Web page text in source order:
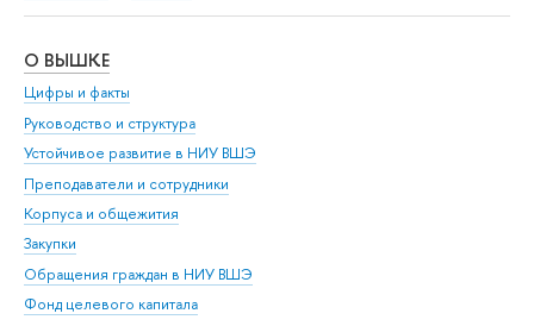
О ВЫШКЕ
Цифры и факты
Руководство и структура
Устойчивое развитие в НИУ ВШЭ
Преподаватели и сотрудники
Корпуса и общежития
Закупки
Обращения граждан в НИУ ВШЭ
Фонд целевого капитала